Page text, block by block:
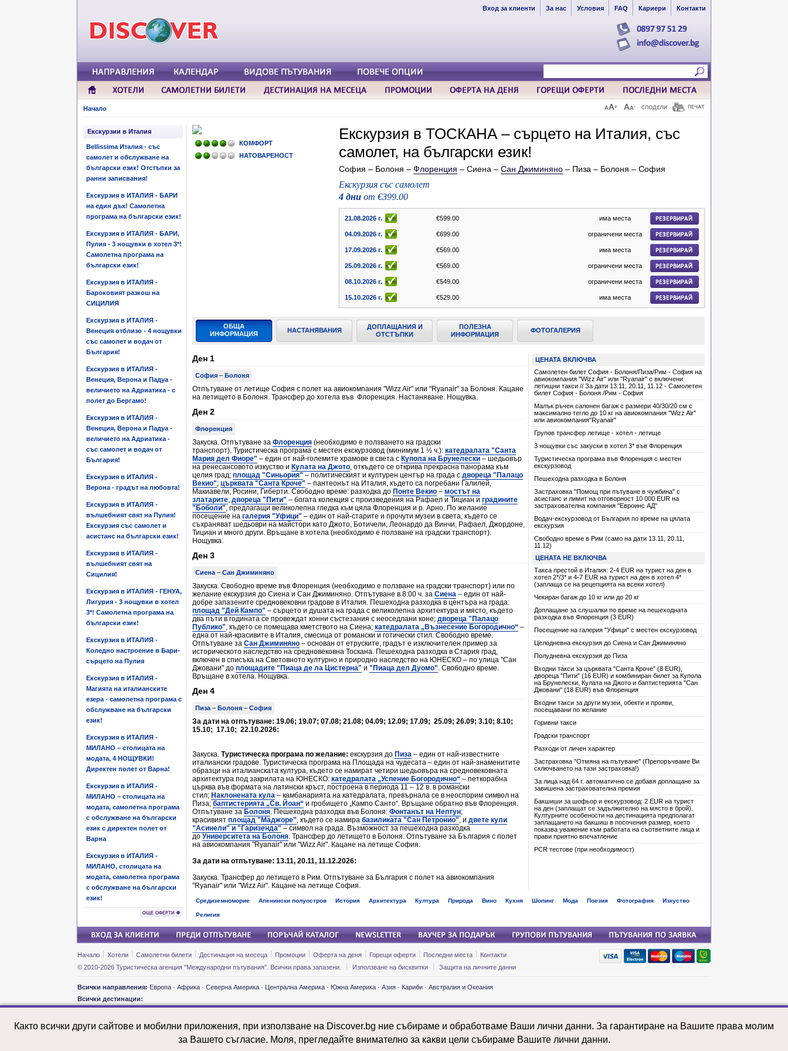
Вход за клиенти За нас Условия FAQ Кариери Контакти
Начало
Екскурзии в Италия
Bellissima Италия - със
самолет и обслужване на
български език! Отстъпки за
ранни записвания!
Екскурзия в ИТАЛИЯ - БАРИ
на един дъх! Самолетна
програма на български език!
Екскурзия в ИТАЛИЯ - БАРИ,
Пулия - 3 нощувки в хотел 3*!
Самолетна програма на
български език!
Екскурзия в ИТАЛИЯ -
Бароковият разкош на
СИЦИЛИЯ
Екскурзия в ИТАЛИЯ -
Венеция отблизо - 4 нощувки
със самолет и водач от
България!
Екскурзия в ИТАЛИЯ -
Венеция, Верона и Падуа -
величието на Адриатика - с
полет до Бергамо!
Екскурзия в ИТАЛИЯ -
Венеция, Верона и Падуа -
величието на Адриатика -
със самолет и водач от
България!
Екскурзия в ИТАЛИЯ -
Верона - градът на любовта!
Екскурзия в ИТАЛИЯ -
вълшебният свят на Пулия!
Екскурзия със самолет и
асистанс на български език!
Екскурзия в ИТАЛИЯ -
вълшебният свят на
Сицилия!
Екскурзия в ИТАЛИЯ - ГЕНУА,
Лигурия - 3 нощувки в хотел
3*! Самолетна програма на
български език!
Екскурзия в ИТАЛИЯ -
Коледно настроение в Бари-
сърцето на Пулия
Екскурзия в ИТАЛИЯ -
Магията на италианските
езера - самолетна програма с
обслужване на български
език!
Екскурзия в ИТАЛИЯ -
МИЛАНО – столицата на
модата, 4 НОЩУВКИ!
Директен полет от Варна!
Екскурзия в ИТАЛИЯ -
МИЛАНО – столицата на
модата, самолетна програма
с обслужване на български
език с директен полет от
Варна
Екскурзия в ИТАЛИЯ -
МИЛАНО, столицата на
модата, самолетна програма
с обслужване на български
език!
КОМФОРТ
НАТОВАРЕНОСТ
Екскурзия в ТОСКАНА – сърцето на Италия, със
самолет, на български език!
София – Болоня – Флоренция – Сиена – Сан Джиминяно – Пиза – Болоня – София
Екскурзия със самолет
4 дни от €399.00
21.08.2026 г. €599.00 има места
04.09.2026 г. €699.00 ограничени места
17.09.2026 г. €569.00 има места
25.09.2026 г. €569.00 ограничени места
08.10.2026 г. €549.00 ограничени места
15.10.2026 г. €529.00 има места
07.11.2026 г.
има места
05.12.2026 г. €549.00 има места
има места
има места
19.02.2027 г. €399.00 има места
12.03.2027 г. €459.00 има места
26.03.2027 г. €459.00 има места
02.04.2027 г. €529.00 има места
16.04.2027 г. €519.00 има места
30.04.2027 г. €559.00 има места
14.05.2027 г. €499.00 има места
има места
25.06.2027 г. има места
11.07.2027 г. €499.00 има места
30.07.2027 г. €489.00 има места
13.08.2027 г. €489.00 има места
27.08.2027 г. €489.00 има места
03.09.2027 г. €579.00 има места
има места
има места
има места
19.11.2027 г. €499.00
има места
17.12.2027 г. €499.00 има места
ОБЩА
ИНФОРМАЦИЯ
НАСТАНЯВАНИЯ
ДОПЛАЩАНИЯ И
ОТСТЪПКИ
ПОЛЕЗНА
ИНФОРМАЦИЯ
ФОТОГАЛЕРИЯ
Ден 1
София – Болоня
Отпътуване от летище София с полет на авиокомпания "Wizz Air" или "Ryanair" за Болоня. Кацане
на летището в Болоня. Трансфер до хотела във Флоренция. Настаняване. Нощувка.
Ден 2
Флоренция
Закуска. Отпътуване за Флоренция (необходимо е ползването на градски
транспорт). Туристическа програма с местен екскурзовод (минимум 1 ½ ч.): катедралата "Санта
Мария дел Фиоре" – един от най-големите храмове в света с Купола на Брунелески – шедьовър
на ренесансовото изкуство и Кулата на Джото, откъдето се открива прекрасна панорама към
целия град; площад "Синьория" – политическият и културен център на града с двореца "Палацо
Векио"; църквата "Санта Кроче" – пантеонът на Италия, където са погребани Галилей,
Макиавели, Росини, Гиберти. Свободно време: разходка до Понте Векио – мостът на
златарите, двореца "Пити" – богата колекция с произведения на Рафаел и Тициан и градините
"Боболи", предлагащи великолепна гледка към цяла Флоренция и р. Арно. По желание
посещение на галерия "Уфици" – един от най-старите и прочути музеи в света, където се
съхраняват шедьоври на майстори като Джото, Ботичели, Леонардо да Винчи, Рафаел, Джордоне,
Тициан и много други. Връщане в хотела (необходимо е ползване на градски транспорт).
Нощувка.
Ден 3
Сиена – Сан Джиминяно
Закуска. Свободно време във Флоренция (необходимо е ползване на градски транспорт) или по
желание екскурзия до Сиена и Сан Джиминяно. Отпътуване в 8:00 ч. за Сиена – един от най-
добре запазените средновековни градове в Италия. Пешеходна разходка в центъра на града:
площад "Дей Кампо" – сърцето и душата на града с великолепна архитектура и място, където
два пъти в годината се провеждат конни състезания с неоседлани коне; двореца "Палацо
Публико", където се помещава кметството на Сиена; катедралата „Възнесение Богородично“ –
една от най-красивите в Италия, смесица от романски и готически стил. Свободно време.
Отпътуване за Сан Джиминяно – основан от етруските, градът е изключителен пример за
историческото наследство на средновековна Тоскана. Пешеходна разходка в Стария град,
включен в списъка на Световното културно и природно наследство на ЮНЕСКО – по улица "Сан
Джовани" до площадите "Пиаца де ла Цистерна" и "Пиаца дел Дуомо". Свободно време.
Връщане в хотела. Нощувка.
Ден 4
Пиза – Болоня – София
За дати на отпътуване: 19.06; 19.07; 07.08; 21.08; 04.09; 12.09; 17.09; 25.09; 26.09; 3.10; 8.10;
15.10; 17.10; 22.10.2026:
Закуска. Tуристическа програма по желание: екскурзия до Пиза – един от най-известните
италиански градове. Туристическа програма на Площада на чудесата – един от най-знаменитите
образци на италианската култура, където се намират четири шедьовъра на средновековната
архитектура под закрилата на ЮНЕСКО: катедралата „Успение Богородично“ – петкорабна
църква във формата на латински кръст, построена в периода 11 – 12 в. в романски
стил; Наклонената кула – камбанарията на катедралата, превърнала се в неоспорим символ на
Пиза; баптистерията „Св. Йоан“ и гробището „Кампо Санто“. Връщане обратно във Флоренция.
Отпътуване за Болоня. Пешеходна разходка във Болоня: Фонтанът на Нептун;
красивият площад "Маджоре", където се намира базиликата "Сан Петронио", и двете кули
"Асинели" и "Гаризенда" – символ на града. Възможност за пешеходна разходка
до Университета на Болоня. Трансфер до летището в Болоня. Отпътуване за България с полет
на авиокомпания "Ryanair" или "Wizz Air". Кацане на летище София.
За дати на отпътуване: 13.11, 20.11, 11.12.2026:
Закуска. Трансфер до летището в Рим. Отпътуване за България с полет на авиокомпания
"Ryanair" или "Wizz Air". Кацане на летище София.
ЦЕНАТА ВКЛЮЧВА
Самолетен билет София - Болоня/Пиза/Рим - София на
авиокомпания "Wizz Air" или "Ryanair" с включени
летищни такси // За дати 13.11, 20.11, 11.12 - Самолетен
билет София - Болоня /Рим - София
Малък ръчен салонен багаж с размери 40/30/20 см с
максимално тегло до 10 кг на авиокомпания "Wizz Air"
или авиокомпания"Ryanair"
Групов трансфер летище - хотел - летище
3 нощувки със закуски в хотел 3* във Флоренция
Туристическа програма във Флоренция с местен
екскурзовод
Пешеходна разходка в Болоня
Застраховка "Помощ при пътуване в чужбина" с
асистанс и лимит на отговорност 10 000 EUR на
застрахователна компания "Евроинс АД"
Водач-екскурзовод от България по време на цялата
екскурзия
Свободно време в Рим (само на дати 13.11, 20.11,
11.12)
ЦЕНАТА НЕ ВКЛЮЧВА
Такса престой в Италия: 2-4 EUR на турист на ден в
хотел 2*/3* и 4-7 EUR на турист на ден в хотел 4*
(заплаща се на рецепцията на всеки хотел)
Чекиран багаж до 10 кг или до 20 кг
Доплащане за слушалки по време на пешеходната
разходка във Флоренция (3 EUR)
Посещение на галерия "Уфици" с местен екскурзовод
Целодневна екскурзия до Сиена и Сан Джиминяно
Полудневна екскурзия до Пиза
Входни такси за църквата "Санта Кроче" (8 EUR),
двореца "Пити" (16 EUR) и комбиниран билет за Купола
на Брунелески, Кулата на Джото и баптистерията "Сан
Джовани" (18 EUR) във Флоренция
Входни такси за други музеи, обекти и прояви,
посещавани по желание
Горивни такси
Градски транспорт
Разходи от личен характер
Застраховка "Отмяна на пътуване" (Препоръчваме Ви
сключването на тази застраховка!)
За лица над 64 г. автоматично се добавя доплащане за
завишена застрахователна премия
Бакшиши за шофьор и екскурзовод: 2 EUR на турист
на ден (заплащат се задължително на място в брой).
Културните особености на дестинацията предполагат
заплащането на бакшиш в посочения размер, което
показва уважение към работата на съответните лица и
прави приятно впечатление
PCR тестове (при необходимост)
Средиземноморие Апенински полуостров История Архитектура Култура Природа Вино Кухня Шопинг Мода Поезия Фотография Изкуство
Религия
Начало Хотели Самолетни билети Дестинация на месеца Промоции Оферта на деня Горещи оферти Последни места
Контакти
© 2010-2026 Туристическа агенция "Международни пътувания". Всички права запазени.
Използване на бисквитки Защита на личните данни
Всички направления: Европа · Африка · Северна Америка · Централна Америка · Южна Америка · Азия · Кариби · Австралия и Океания
Всички дестинации:
Екскурзии и почивки: Австралия
Екскурзии и почивки: Азербайджан
Екскурзии и почивки: Етиопия
Екскурзии и почивки: Индия
Екскурзии и почивки: Ирландия
Екскурзии и почивки: Исландия
Екскурзии и почивки: Мароко
Екскурзии и почивки: Молдова
Екскурзии и почивки: Нидерландия
Екскурзии и почивки: Тайланд
Екскурзии и почивки: Турция
Екскурзии и почивки: Уганда
Екскурзии и почивки: Узбекистан
Както всички други сайтове и мобилни приложения, при използване на Discover.bg ние събираме и обработваме Ваши лични данни. За гарантиране на Вашите права молим
за Вашето съгласие. Моля, прегледайте внимателно за какви цели събираме Вашите лични данни.